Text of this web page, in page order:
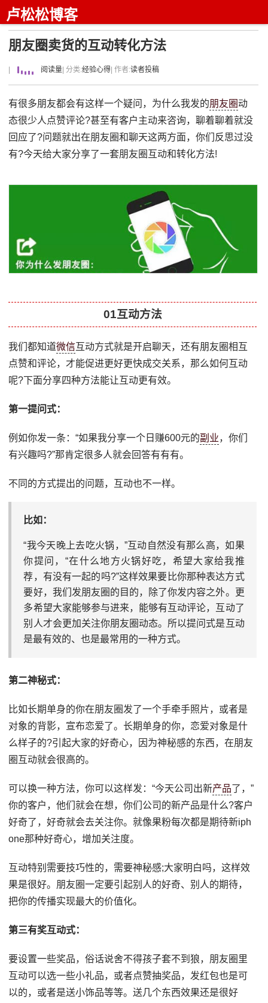
卢松松博客
朋友圈卖货的互动转化方法
阅读量 | 分类:经验心得 | 作者:读者投稿
有很多朋友都会有这样一个疑问，为什么我发的朋友圈动
态很少人点赞评论?甚至有客户主动来咨询，聊着聊着就没
回应了?问题就出在朋友圈和聊天这两方面，你们反思过没
有?今天给大家分享了一套朋友圈互动和转化方法!
01互动方法
我们都知道微信互动方式就是开启聊天，还有朋友圈相互
点赞和评论，才能促进更好更快成交关系，那么如何互动
呢?下面分享四种方法能让互动更有效。
第一提问式：
例如你发一条：“如果我分享一个日赚600元的副业，你们
有兴趣吗?”那肯定很多人就会回答有有有。
不同的方式提出的问题，互动也不一样。
比如：
“我今天晚上去吃火锅，”互动自然没有那么高，如果
你提问，“在什么地方火锅好吃，希望大家给我推
荐，有没有一起的吗?”这样效果要比你那种表达方式
要好，我们发朋友圈的目的，除了你发内容之外。更
多希望大家能够参与进来，能够有互动评论，互动了
别人才会更加关注你朋友圈动态。所以提问式是互动
是最有效的、也是最常用的一种方式。
第二神秘式：
比如长期单身的你在朋友圈发了一个手牵手照片，或者是
对象的背影，宣布恋爱了。长期单身的你，恋爱对象是什
么样子的?引起大家的好奇心，因为神秘感的东西，在朋友
圈互动就会很高的。
可以换一种方法，你可以这样发：“今天公司出新产品了，”
你的客户，他们就会在想，你们公司的新产品是什么?客户
好奇了，好奇就会去关注你。就像果粉每次都是期待新iph
one那种好奇心，增加关注度。
互动特别需要技巧性的，需要神秘感;大家明白吗，这样效
果是很好。朋友圈一定要引起别人的好奇、别人的期待，
把你的传播实现最大的价值化。
第三有奖互动式：
要设置一些奖品，俗话说舍不得孩子套不到狼，朋友圈里
互动可以选一些小礼品，或者点赞抽奖品，发红包也是可
以的，或者是送小饰品等等。送几个东西效果还是很好